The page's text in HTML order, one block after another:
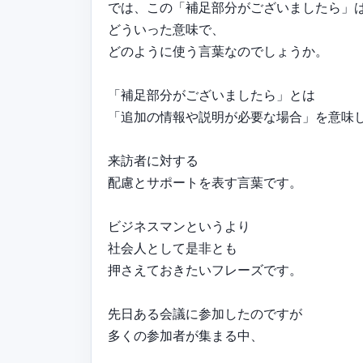
では、この「補足部分がございましたら」
どういった意味で、
どのように使う言葉なのでしょうか。
「補足部分がございましたら」とは
「追加の情報や説明が必要な場合」を意味
来訪者に対する
配慮とサポートを表す言葉です。
ビジネスマンというより
社会人として是非とも
押さえておきたいフレーズです。
先日ある会議に参加したのですが
多くの参加者が集まる中、